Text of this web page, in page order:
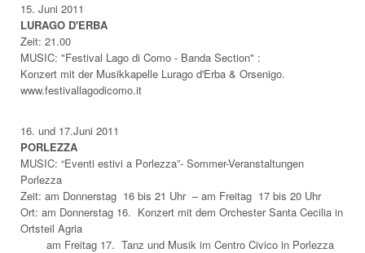
15. Juni 2011
LURAGO D'ERBA
Zeit: 21.00
MUSIC: "Festival Lago di Como - Banda Section" :
Konzert mit der Musikkapelle Lurago d'Erba & Orsenigo.
www.festivallagodicomo.it
16. und 17.Juni 2011
PORLEZZA
MUSIC: “Eventi estivi a Porlezza”- Sommer-Veranstaltungen
Porlezza
Zeit: am Donnerstag 16 bis 21 Uhr – am Freitag 17 bis 20 Uhr
Ort: am Donnerstag 16. Konzert mit dem Orchester Santa Cecilia in
Ortsteil Agria
am Freitag 17. Tanz und Musik im Centro Civico in Porlezza